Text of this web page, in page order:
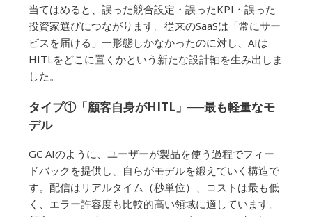
当てはめると、誤った競合設定・誤ったKPI・誤った
投資家選びにつながります。従来のSaaSは「常にサー
ビスを届ける」一形態しかなかったのに対し、AIは
HITLをどこに置くかという新たな設計軸を生み出しま
した。
タイプ①「顧客自身がHITL」──最も軽量なモ
デル
GC AIのように、ユーザーが製品を使う過程でフィー
ドバックを提供し、自らがモデルを鍛えていく構造で
す。配信はリアルタイム（秒単位）、コストは最も低
く、エラー許容度も比較的高い領域に適しています。